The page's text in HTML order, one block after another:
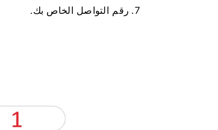
رقم التواصل الخاص بك.